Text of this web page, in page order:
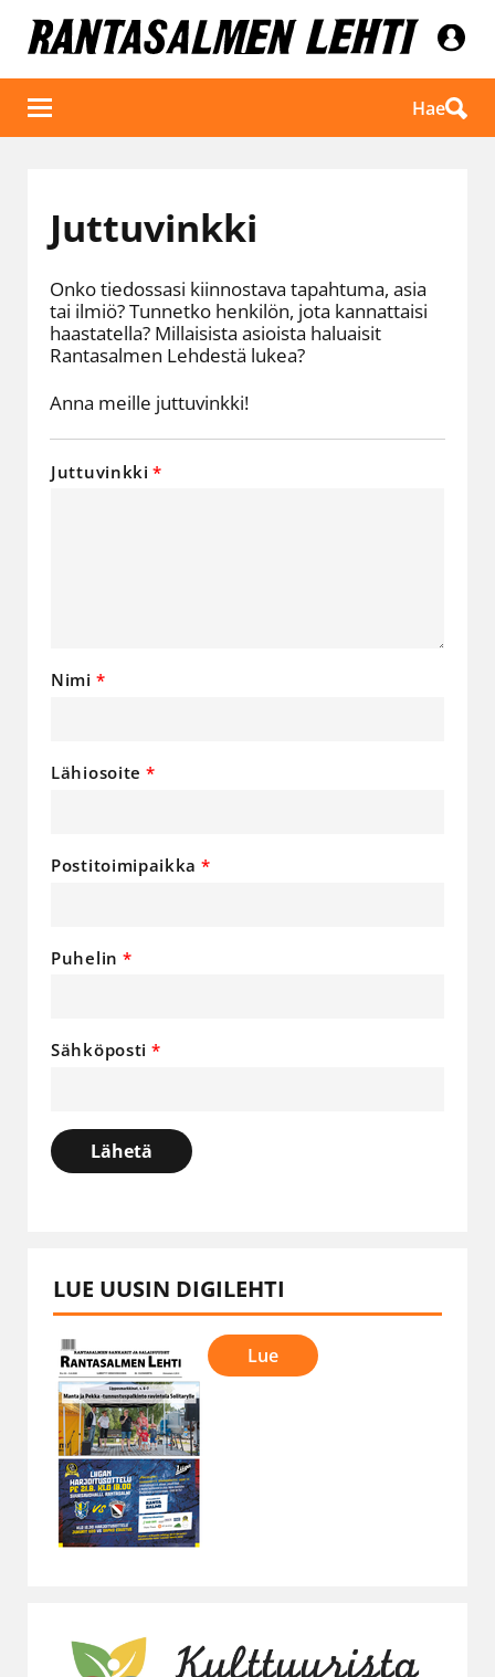
Hae
Juttuvinkki
Onko tiedossasi kiinnostava tapahtuma, asia
tai ilmiö? Tunnetko henkilön, jota kannattaisi
haastatella? Millaisista asioista haluaisit
Rantasalmen Lehdestä lukea?
Anna meille juttuvinkki!
Juttuvinkki
Nimi
Lähiosoite
Postitoimipaikka
Puhelin
Sähköposti
Lähetä
LUE UUSIN DIGILEHTI
Lue